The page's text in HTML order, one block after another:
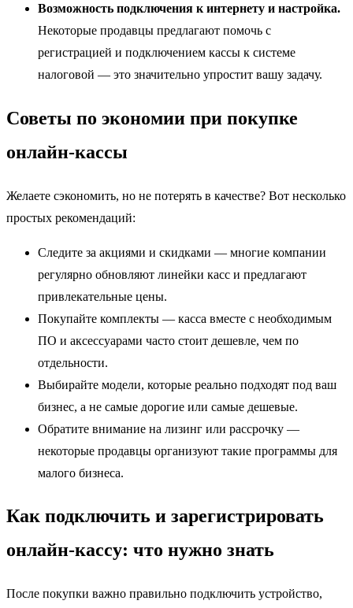
Возможность подключения к интернету и настройка.
Некоторые продавцы предлагают помочь с
регистрацией и подключением кассы к системе
налоговой — это значительно упростит вашу задачу.
Советы по экономии при покупке
онлайн-кассы
Желаете сэкономить, но не потерять в качестве? Вот несколько
простых рекомендаций:
Следите за акциями и скидками — многие компании
регулярно обновляют линейки касс и предлагают
привлекательные цены.
Покупайте комплекты — касса вместе с необходимым
ПО и аксессуарами часто стоит дешевле, чем по
отдельности.
Выбирайте модели, которые реально подходят под ваш
бизнес, а не самые дорогие или самые дешевые.
Обратите внимание на лизинг или рассрочку —
некоторые продавцы организуют такие программы для
малого бизнеса.
Как подключить и зарегистрировать
онлайн-кассу: что нужно знать
После покупки важно правильно подключить устройство,